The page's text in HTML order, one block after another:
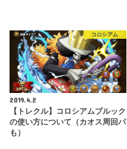
コロシアム
2019.4.2
【トレクル】コロシアムブルック
の使い方について（カオス周回パ
も）